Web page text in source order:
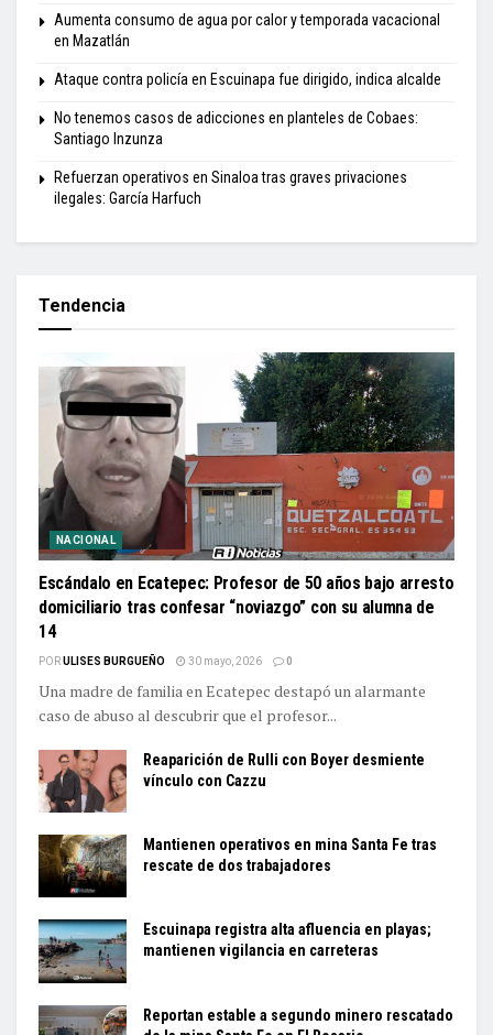
Aumenta consumo de agua por calor y temporada vacacional
en Mazatlán
Ataque contra policía en Escuinapa fue dirigido, indica alcalde
No tenemos casos de adicciones en planteles de Cobaes:
Santiago Inzunza
Refuerzan operativos en Sinaloa tras graves privaciones
ilegales: García Harfuch
Tendencia
NACIONAL
Escándalo en Ecatepec: Profesor de 50 años bajo arresto
domiciliario tras confesar “noviazgo” con su alumna de
14
PORULISES BURGUEÑO 30 mayo, 2026 0
Una madre de familia en Ecatepec destapó un alarmante
caso de abuso al descubrir que el profesor...
Reaparición de Rulli con Boyer desmiente
vínculo con Cazzu
Mantienen operativos en mina Santa Fe tras
rescate de dos trabajadores
Escuinapa registra alta afluencia en playas;
mantienen vigilancia en carreteras
Reportan estable a segundo minero rescatado